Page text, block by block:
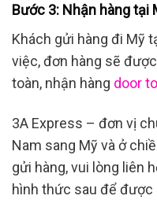
Bước 3: Nhận hàng tại
Khách gửi hàng đi Mỹ
việc, đơn hàng sẽ
toàn, nhận hàng door
3A Express – đơn vị
Nam sang Mỹ và ở
gửi hàng, vui lòng liên
hình thức sau để được